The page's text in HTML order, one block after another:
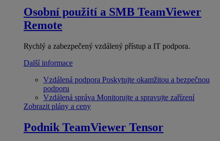
Osobní použití a SMB TeamViewer
Remote
Rychlý a zabezpečený vzdálený přístup a IT podpora.
Další informace
Vzdálená podpora Poskytujte okamžitou a bezpečnou
podporu
Vzdálená správa Monitorujte a spravujte zařízení
Zobrazit plány a ceny
Podnik TeamViewer Tensor